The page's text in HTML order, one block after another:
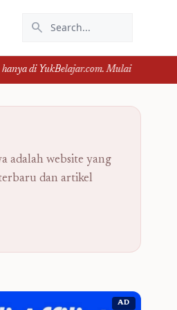
search
Mulai langkah suksesmu
adalah website yang
dan artikel
AD